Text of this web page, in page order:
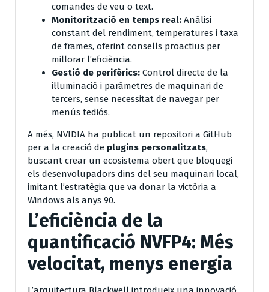
comandes de veu o text.
Monitorització en temps real: Anàlisi
constant del rendiment, temperatures i taxa
de frames, oferint consells proactius per
millorar l’eficiència.
Gestió de perifèrics: Control directe de la
il·luminació i paràmetres de maquinari de
tercers, sense necessitat de navegar per
menús tediós.
A més, NVIDIA ha publicat un repositori a GitHub
per a la creació de plugins personalitzats,
buscant crear un ecosistema obert que bloquegi
els desenvolupadors dins del seu maquinari local,
imitant l’estratègia que va donar la victòria a
Windows als anys 90.
L’eficiència de la
quantificació NVFP4: Més
velocitat, menys energia